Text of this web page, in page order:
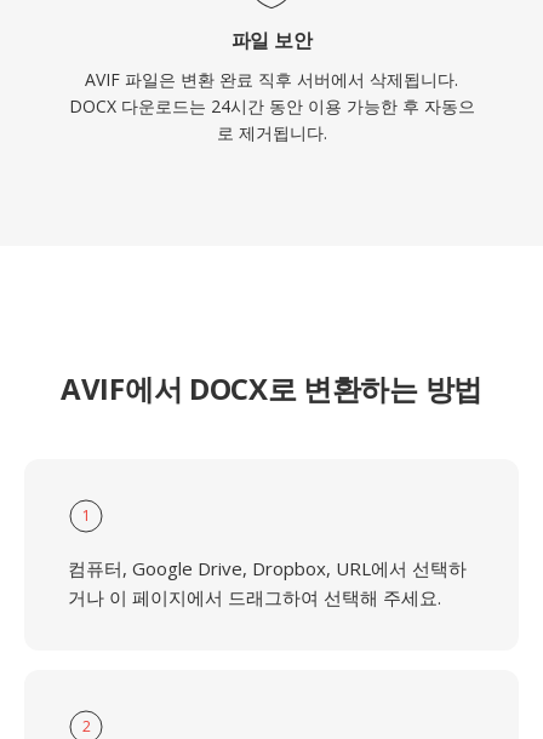
파일 보안
AVIF 파일은 변환 완료 직후 서버에서 삭제됩니다.
DOCX 다운로드는 24시간 동안 이용 가능한 후 자동으
로 제거됩니다.
AVIF에서 DOCX로 변환하는 방법
1
컴퓨터, Google Drive, Dropbox, URL에서 선택하
거나 이 페이지에서 드래그하여 선택해 주세요.
2